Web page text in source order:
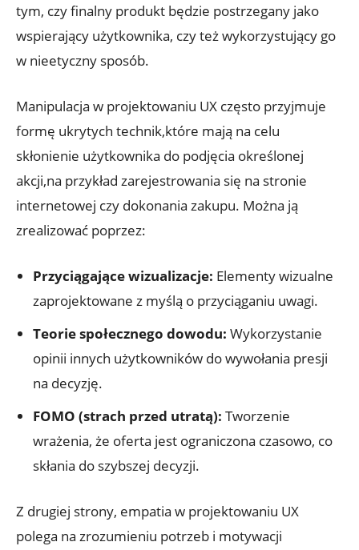
tym, czy finalny produkt będzie postrzegany jako
wspierający użytkownika, czy też wykorzystujący go
w nieetyczny sposób.
Manipulacja w projektowaniu UX często przyjmuje
formę ukrytych technik,które mają na celu
skłonienie użytkownika do podjęcia określonej
akcji,na przykład zarejestrowania się na stronie
internetowej czy dokonania zakupu. Można ją
zrealizować poprzez:
Przyciągające wizualizacje: Elementy wizualne
zaprojektowane z myślą o przyciąganiu uwagi.
Teorie społecznego dowodu: Wykorzystanie
opinii innych użytkowników do wywołania presji
na decyzję.
FOMO (strach przed utratą): Tworzenie
wrażenia, że oferta jest ograniczona czasowo, co
skłania do szybszej decyzji.
Z drugiej strony, empatia w projektowaniu UX
polega na zrozumieniu potrzeb i motywacji